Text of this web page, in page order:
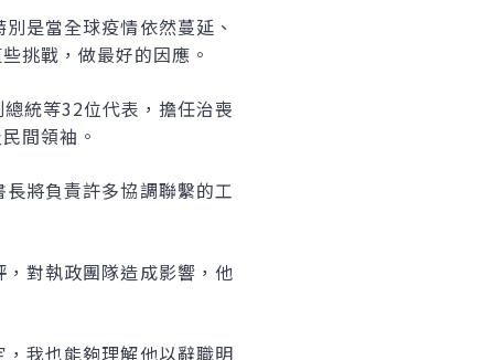
是當全球疫情依然蔓延、
挑戰，做最好的因應。
統等32位代表，擔任治喪
間領袖。
將負責許多協調聯繫的工
對執政團隊造成影響，他
我也能夠理解他以辭職明